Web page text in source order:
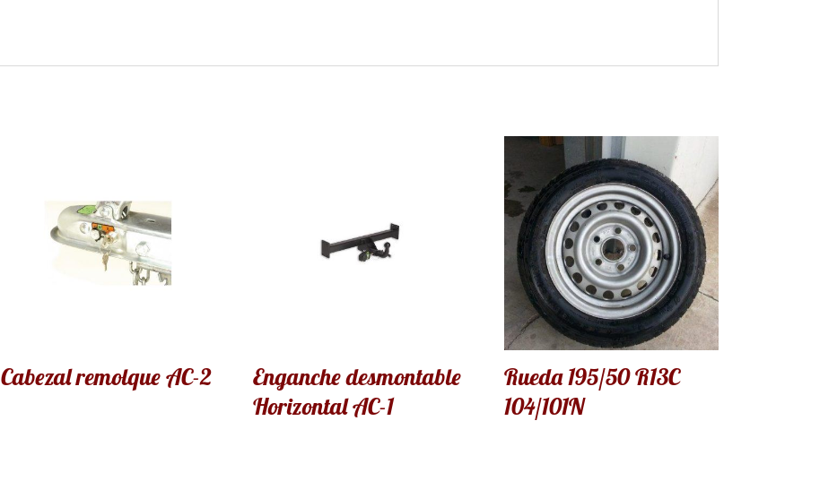
Cabezal remolque AC-2
Enganche desmontable
Horizontal AC-1
Rueda 195/50 R13C
104/101N